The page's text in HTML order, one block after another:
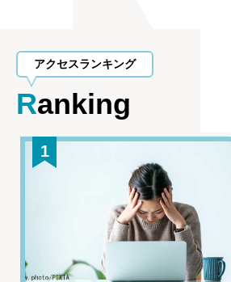
アクセスランキング
Ranking
1